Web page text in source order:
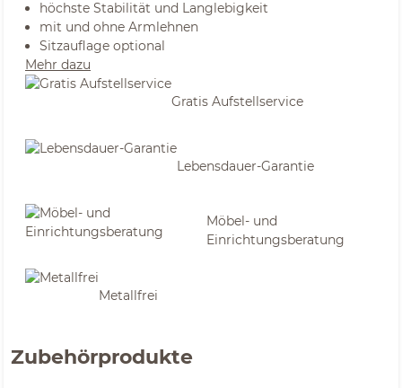
höchste Stabilität und Langlebigkeit
mit und ohne Armlehnen
Sitzauflage optional
Mehr dazu
Gratis Aufstellservice
Lebensdauer-Garantie
Möbel- und
Einrichtungsberatung
Metallfrei
Zubehörprodukte